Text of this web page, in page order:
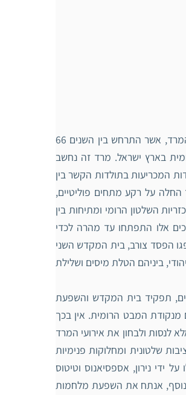
המרד הגדול הינו הכינוי הניתן למרד היהודי ביהודה, אז פרובינציה רומית, כנגד השלטון הרומי. המרד, אשר התרחש בין השנים 66
בארץ ישראל. מרד זה נחשב
המכריעות בתולדות הקשר בין
החלה על רקע מתחים פוליטיים,
השלטון הרומי ומתיחות בין
אלו התפתחו עד מהרה לכדי
הפסד צורב, בית המקדש השני
ביניהם הטלת מיסים ושלילת
תפקיד בית המקדש והשפעת
מנקודת המבט הרומית. אין בכך
לנסות ולבחון את אירועי המרד
שלטונית ומחלוקות פנימיות
נירון, אספסיאנוס וטיטוס
אנתח את השפעת מלחמות